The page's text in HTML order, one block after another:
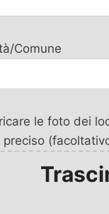
Comune
le foto dei
preciso